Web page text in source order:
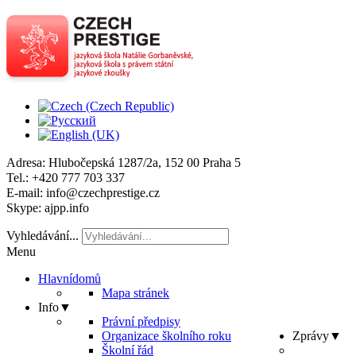
Adresa: Hlubočepská 1287/2a, 152 00 Praha 5
Tel.: +420 777 703 337
E-mail: info@czechprestige.cz
Skype: ajpp.info
Vyhledávání...
Menu
Hlavnídomů
Mapa stránek
Info▼
Právní předpisy
Organizace školního roku
Školní řád
Zprávy▼